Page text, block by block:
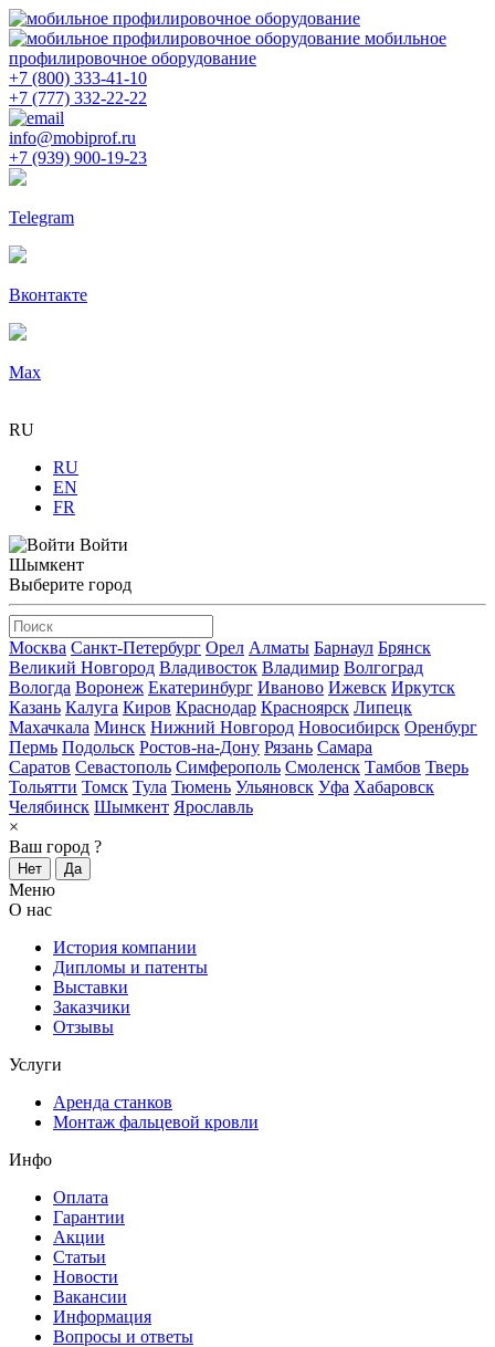
мобильное
профилировочное оборудование
+7 (800) 333-41-10
+7 (777) 332-22-22
info@mobiprof.ru
+7 (939) 900-19-23
Telegram
Вконтакте
Max
RU
RU
EN
FR
Войти
Шымкент
Выберите город
Москва Санкт-Петербург Орел Алматы Барнаул Брянск
Великий Новгород Владивосток Владимир Волгоград
Вологда Воронеж Екатеринбург Иваново Ижевск Иркутск
Казань Калуга Киров Краснодар Красноярск Липецк
Махачкала Минск Нижний Новгород Новосибирск Оренбург
Пермь Подольск Ростов-на-Дону Рязань Самара
Саратов Севастополь Симферополь Смоленск Тамбов Тверь
Тольятти Томск Тула Тюмень Ульяновск Уфа Хабаровск
Челябинск Шымкент Ярославль
×
Ваш город ?
Нет Да
Меню
О нас
История компании
Дипломы и патенты
Выставки
Заказчики
Отзывы
Услуги
Аренда станков
Монтаж фальцевой кровли
Инфо
Оплата
Гарантии
Акции
Статьи
Новости
Вакансии
Информация
Вопросы и ответы